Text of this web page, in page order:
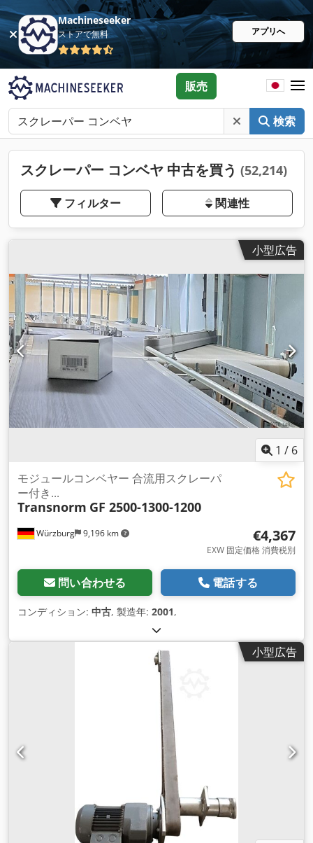
Machineseeker
ストアで無料 アプリへ
検索
販売
スクレーパー コンベヤ 中古を買う (52,214)
フィルター 関連性
小型広告
1 / 6
Würzburg 9,196 km
モジュールコンベヤー 合流用スクレーパ
ー付き...
Transnorm GF 2500-1300-1200
€4,367
EXW 固定価格 消費税別
問い合わせる 電話する
コンディション: 中古, 製造年: 2001,
小型広告